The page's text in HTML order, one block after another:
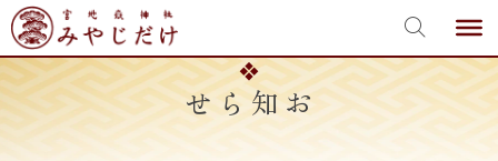
Skip
to
content
お知らせ